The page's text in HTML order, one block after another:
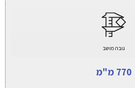
גובה מושב
770 מ"מ